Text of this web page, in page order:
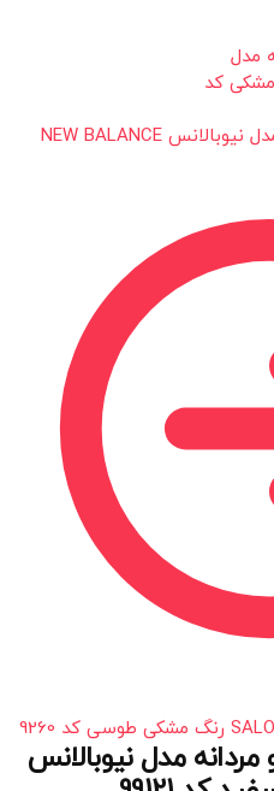
کفش و کتانی بزرگ پا و مردانه مدل نیوبالانس NEW BALANCE
مدل نیوبالانس